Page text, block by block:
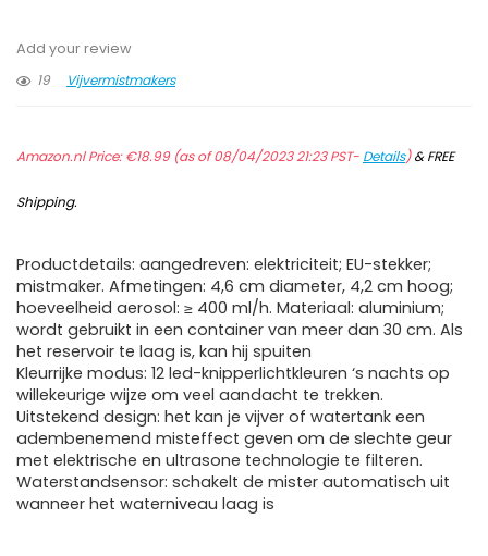
Add your review
19
Vijvermistmakers
Amazon.nl Price:€18.99(as of 08/04/2023 21:23 PST- Details)&FREE
Shipping.
Productdetails: aangedreven: elektriciteit; EU-stekker;
mistmaker. Afmetingen: 4,6 cm diameter, 4,2 cm hoog;
hoeveelheid aerosol: ≥ 400 ml/h. Materiaal: aluminium;
wordt gebruikt in een container van meer dan 30 cm. Als
het reservoir te laag is, kan hij spuiten
Kleurrijke modus: 12 led-knipperlichtkleuren ‘s nachts op
willekeurige wijze om veel aandacht te trekken.
Uitstekend design: het kan je vijver of watertank een
adembenemend misteffect geven om de slechte geur
met elektrische en ultrasone technologie te filteren.
Waterstandsensor: schakelt de mister automatisch uit
wanneer het waterniveau laag is